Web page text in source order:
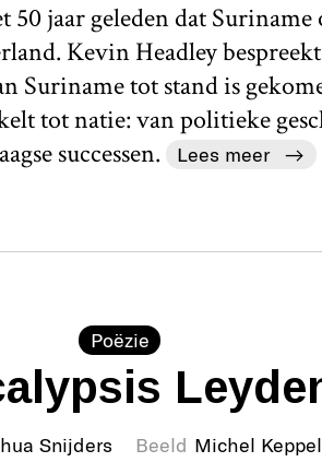
50 jaar geleden dat
Kevin Headley
Suriname tot stand is
tot natie: van politieke
successen.
Lees meer
Poëzie
Snijders Beeld Michel Keppel